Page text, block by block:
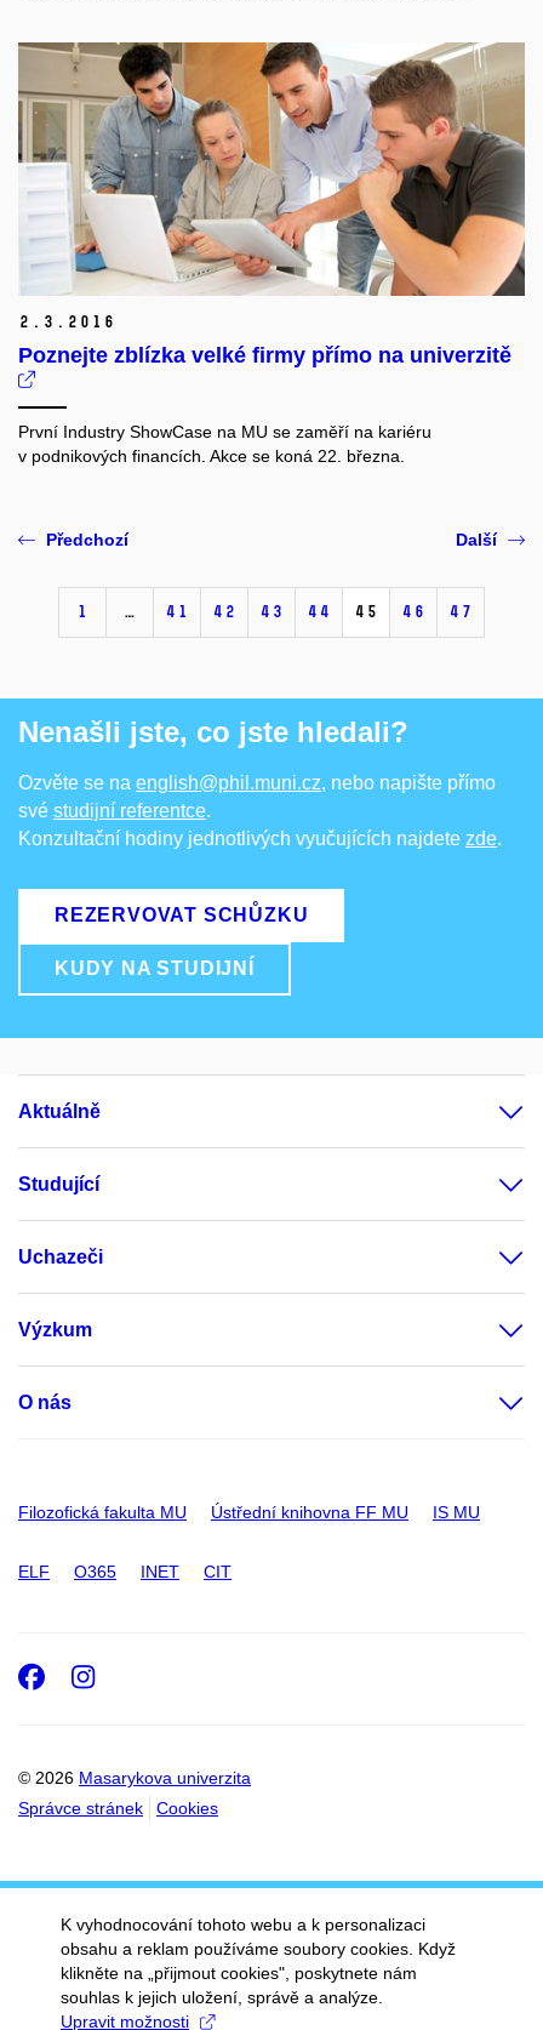
2. 3. 2016
Poznejte zblízka velké firmy přímo na univerzitě
První Industry ShowCase na MU se zaměří na kariéru
v podnikových financích. Akce se koná 22. března.
Předchozí
1 … 41 42 43 44 45 46 47
Další
Nenašli jste, co jste hledali?
Ozvěte se na english@phil.muni.cz, nebo napište přímo
své studijní referentce.
Konzultační hodiny jednotlivých vyučujících najdete zde.
REZERVOVAT SCHŮZKU
KUDY NA STUDIJNÍ
Aktuálně
Studující
Uchazeči
Výzkum
O nás
Filozofická fakulta MU Ústřední knihovna FF MU IS MU
ELF O365 INET CIT
© 2026 Masarykova univerzita
Správce stránek
Cookies
Facebook
Instagram
K vyhodnocování tohoto webu a k personalizaci
obsahu a reklam používáme soubory cookies. Když
klikněte na „přijmout cookies", poskytnete nám
souhlas k jejich uložení, správě a analýze.
Upravit možnosti